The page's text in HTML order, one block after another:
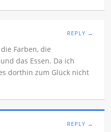
REPLY →
Farben, die
das Essen. Da ich
dorthin zum Glück nicht
REPLY →